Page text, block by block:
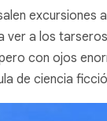
excursiones
ver a los
con ojos
de ciencia